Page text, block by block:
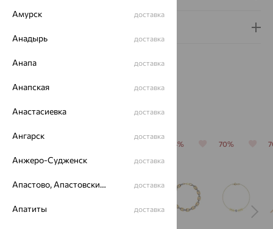
Похожие изделия
64% 70%
Амурск доставка
Анадырь доставка
Анапа доставка
Анапская доставка
Анастасиевка доставка
Ангарск доставка
Анжеро-Судженск доставка
Апастово, Апастовский район доставка
Апатиты доставка